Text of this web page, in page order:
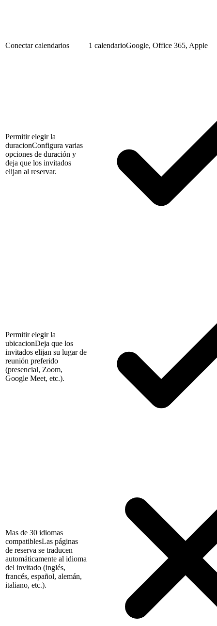
Conectar calendarios 1 calendarioGoogle, Office 365, Apple
Permitir elegir la
duracionConfigura varias
opciones de duración y
deja que los invitados
elijan al reservar.
Permitir elegir la
ubicacionDeja que los
invitados elijan su lugar de
reunión preferido
(presencial, Zoom,
Google Meet, etc.).
Mas de 30 idiomas
compatiblesLas páginas
de reserva se traducen
automáticamente al idioma
del invitado (inglés,
francés, español, alemán,
italiano, etc.).